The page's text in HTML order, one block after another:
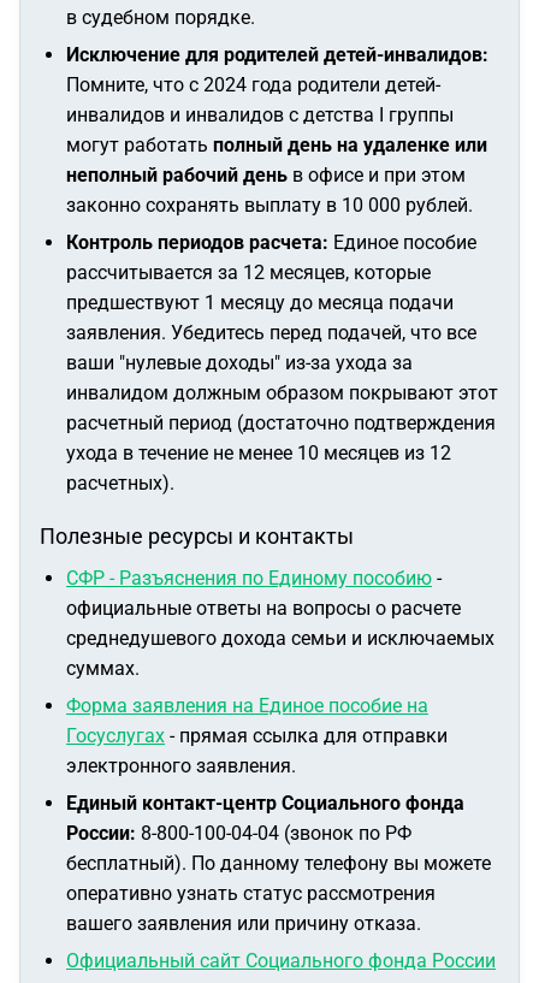
в судебном порядке.
Исключение для родителей детей-инвалидов:
Помните, что с 2024 года родители детей-
инвалидов и инвалидов с детства I группы
могут работать полный день на удаленке или
неполный рабочий день в офисе и при этом
законно сохранять выплату в 10 000 рублей.
Контроль периодов расчета: Единое пособие
рассчитывается за 12 месяцев, которые
предшествуют 1 месяцу до месяца подачи
заявления. Убедитесь перед подачей, что все
ваши "нулевые доходы" из-за ухода за
инвалидом должным образом покрывают этот
расчетный период (достаточно подтверждения
ухода в течение не менее 10 месяцев из 12
расчетных).
Полезные ресурсы и контакты
СФР - Разъяснения по Единому пособию -
официальные ответы на вопросы о расчете
среднедушевого дохода семьи и исключаемых
суммах.
Форма заявления на Единое пособие на
Госуслугах - прямая ссылка для отправки
электронного заявления.
Единый контакт-центр Социального фонда
России: 8-800-100-04-04 (звонок по РФ
бесплатный). По данному телефону вы можете
оперативно узнать статус рассмотрения
вашего заявления или причину отказа.
Официальный сайт Социального фонда России